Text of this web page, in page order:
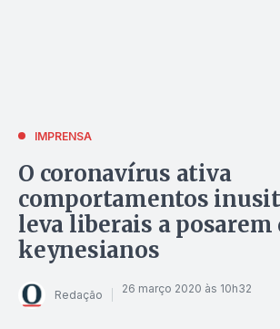
IMPRENSA
O coronavírus ativa
comportamentos
leva liberais a posarem
keynesianos
Redação 26 março 2020 às 10h32